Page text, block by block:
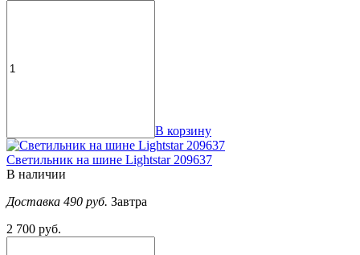
В корзину
Светильник на шине Lightstar 209637
В наличии
Доставка 490 руб. Завтра
2 700 руб.